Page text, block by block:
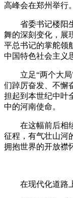
高峰会在郑州举行
省委书记楼阳生
舞的深刻变化，展
平总书记的掌舵领
中国特色社会主义
立足“两个大局”
们踔厉奋发、不懈
担起到本世纪中叶
中的河南使命。
在这幅前后相续
征程，有气壮山河
拥抱世界的开放
在现代化道路上